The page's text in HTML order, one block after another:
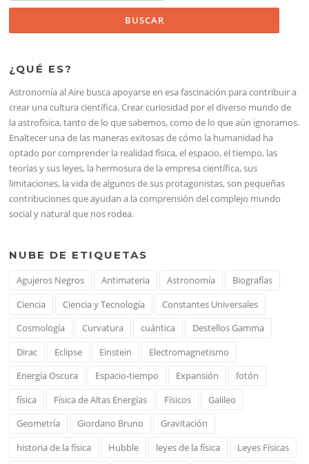
¿QUÉ ES?
Astronomía al Aire busca apoyarse en esa fascinación para contribuir a
crear una cultura científica. Crear curiosidad por el diverso mundo de
la astrofísica, tanto de lo que sabemos, como de lo que aún ignoramos.
Enaltecer una de las maneras exitosas de cómo la humanidad ha
optado por comprender la realidad física, el espacio, el tiempo, las
teorías y sus leyes, la hermosura de la empresa científica, sus
limitaciones, la vida de algunos de sus protagonistas, son pequeñas
contribuciones que ayudan a la comprensión del complejo mundo
social y natural que nos rodea.
NUBE DE ETIQUETAS
Agujeros Negros Antimateria Astronomía
Biografías
Ciencia
Ciencia y Tecnología
Constantes Universales
Cosmología
Curvatura cuántica
Destellos Gamma
Dirac
Eclipse Einstein
Electromagnetismo
Energía Oscura
Espacio-tiempo Expansión
fotón
física
Física de Altas Energías Físicos
Galileo
Geometría
Giordano Bruno
Gravitación
historia de la física
Hubble leyes de la física
Leyes Físicas